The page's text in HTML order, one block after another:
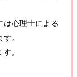
は心理士による
。
。